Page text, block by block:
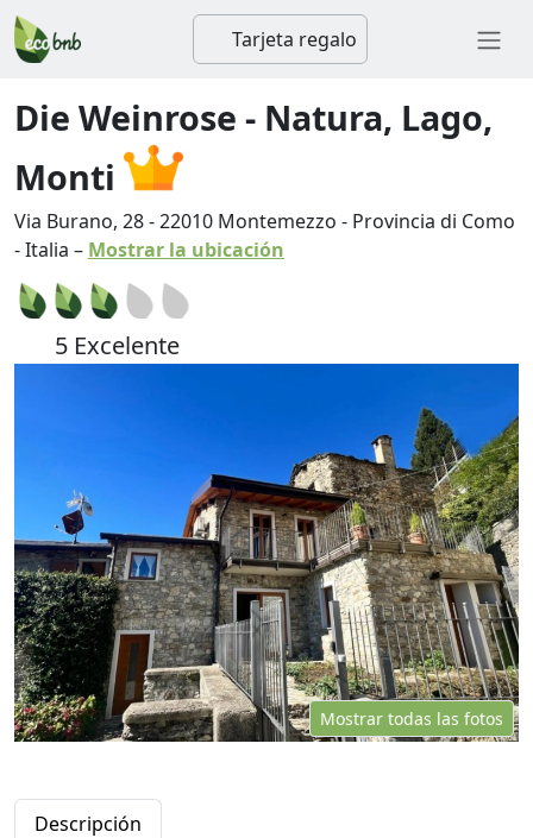
Tarjeta regalo
Die Weinrose - Natura, Lago,
Monti
Via Burano, 28-22010 Montemezzo - Provincia di Como
-Italia – Mostrar la ubicación
5 Excelente
Mostrar todas las fotos
Descripción